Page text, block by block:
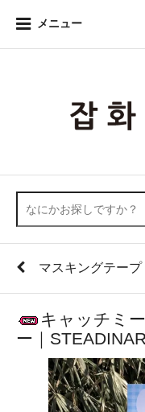
メニュー
マスキングテー
キャッチミ
ー｜